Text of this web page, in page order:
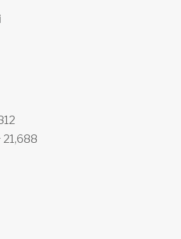
21,688